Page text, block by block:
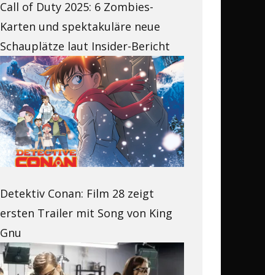
Call of Duty 2025: 6 Zombies-
Karten und spektakuläre neue
Schauplätze laut Insider-Bericht
Detektiv Conan: Film 28 zeigt
ersten Trailer mit Song von King
Gnu